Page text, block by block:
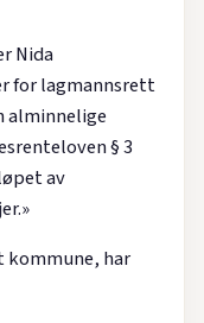
Nida
for lagmannsrett
alminnelige
§ 3
av
kommune, har